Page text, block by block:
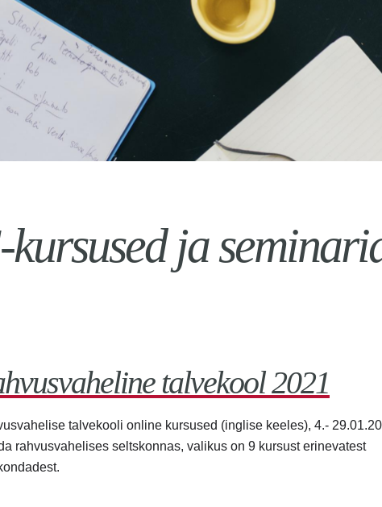
kursused ja
talvekool 2021
talvekooli online kursused (inglise keeles), 4.-
rahvusvahelises seltskonnas, valikus on 9 kursust erinevatest